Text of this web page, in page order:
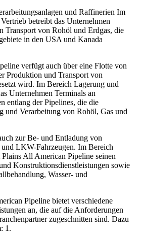
und Raffinerien Im
betreibt das Unternehmen
Transport von Rohöl und Erdgas, die
in den USA und Kanada
verfügt auch über eine Flotte von
Produktion und Transport von
wird. Im Bereich Lagerung und
Unternehmen Terminals an
entlang der Pipelines, die die
und Verarbeitung von Rohöl, Gas und
zur Be- und Entladung von
LKW-Fahrzeugen. Im Bereich
All American Pipeline seinen
Konstruktionsdienstleistungen sowie
Wasser- und
Pipeline bietet verschiedene
an, die auf die Anforderungen
zugeschnitten sind. Dazu
1.